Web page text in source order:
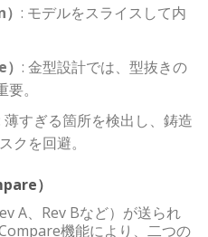
: モデルをスライスして内
: 金型設計では、型抜きの
。
薄すぎる箇所を検出し、鋳造
クを回避。
）
A、Rev Bなど）が送られ
機能により、二つの